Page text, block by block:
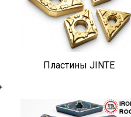
Пластины JINTE